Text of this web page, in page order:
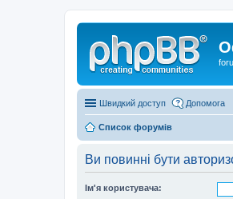
Швидкий доступ Допомога
Список форумів
Ви повинні бути
Ім'я користувача: